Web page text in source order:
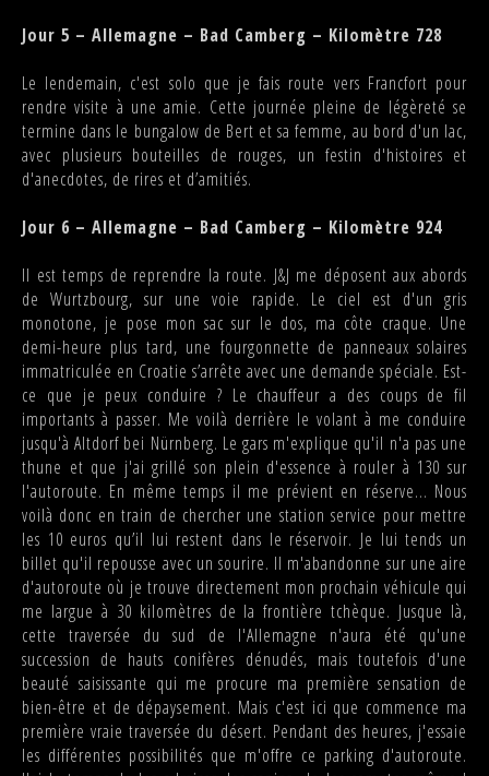
Jour 5 – Allemagne – Bad Camberg – Kilomètre 728
Le lendemain, c'est solo que je fais route vers Francfort pour
rendre visite à une amie. Cette journée pleine de légèreté se
termine dans le bungalow de Bert et sa femme, au bord d'un lac,
avec plusieurs bouteilles de rouges, un festin d'histoires et
d'anecdotes, de rires et d’amitiés.
Jour 6 – Allemagne – Bad Camberg – Kilomètre 924
Il est temps de reprendre la route. J&J me déposent aux abords
de Wurtzbourg, sur une voie rapide. Le ciel est d'un gris
monotone, je pose mon sac sur le dos, ma côte craque. Une
demi-heure plus tard, une fourgonnette de panneaux solaires
immatriculée en Croatie s’arrête avec une demande spéciale. Est-
ce que je peux conduire ? Le chauffeur a des coups de fil
importants à passer. Me voilà derrière le volant à me conduire
jusqu'à Altdorf bei Nürnberg. Le gars m'explique qu'il n'a pas une
thune et que j'ai grillé son plein d'essence à rouler à 130 sur
l'autoroute. En même temps il me prévient en réserve... Nous
voilà donc en train de chercher une station service pour mettre
les 10 euros qu’il lui restent dans le réservoir. Je lui tends un
billet qu'il repousse avec un sourire. Il m'abandonne sur une aire
d'autoroute où je trouve directement mon prochain véhicule qui
me largue à 30 kilomètres de la frontière tchèque. Jusque là,
cette traversée du sud de l'Allemagne n'aura été qu'une
succession de hauts conifères dénudés, mais toutefois d'une
beauté saisissante qui me procure ma première sensation de
bien-être et de dépaysement. Mais c'est ici que commence ma
première vraie traversée du désert. Pendant des heures, j'essaie
les différentes possibilités que m'offre ce parking d'autoroute.